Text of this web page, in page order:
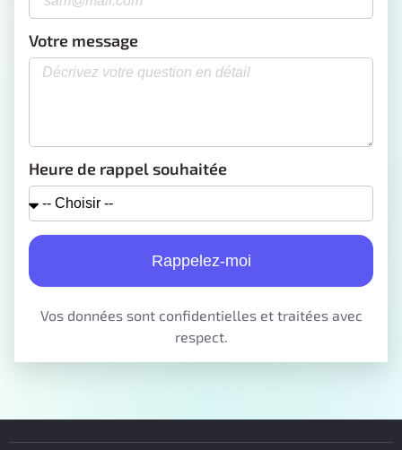
Votre message
Heure de rappel souhaitée
Rappelez-moi
Vos données sont confidentielles et traitées avec
respect.